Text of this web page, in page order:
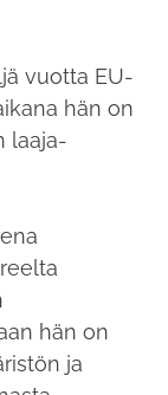
vuotta EU-
hän on
laaja-
hän on
ja